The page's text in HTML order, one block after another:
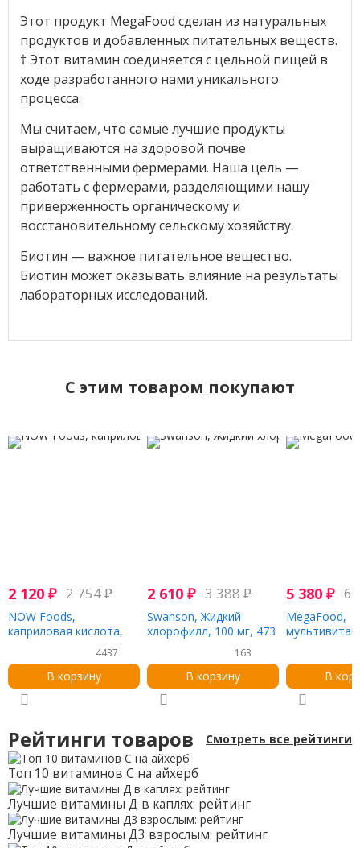
Этот продукт MegaFood сделан из натуральных
продуктов и добавленных питательных веществ.
† Этот витамин соединяется с цельной пищей в
ходе разработанного нами уникального
процесса.
Мы считаем, что самые лучшие продукты
выращиваются на здоровой почве
ответственными фермерами. Наша цель —
работать с фермерами, разделяющими нашу
приверженность органическому и
восстановительному сельскому хозяйству.
Биотин — важное питательное вещество.
Биотин может оказывать влияние на результаты
лабораторных исследований.
C этим товаром покупают
2 120 ₽ 2 754₽
NOW Foods,
каприловая кислота,
4437
В корзину
2 610 ₽ 3 388₽
Swanson, Жидкий
хлорофилл, 100 мг, 473
163
В корзину
5 380 ₽ 6
MegaFood,
В
Рейтинги товаров Смотреть все рейтинги
Топ 10 витаминов С на айхерб
Лучшие витамины Д в каплях: рейтинг
Лучшие витамины Д3 взрослым: рейтинг